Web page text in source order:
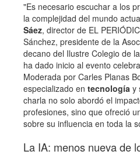
"Es necesario escuchar a los
la complejidad del mundo
Sáez, director de EL
Sánchez, presidente de la
decano del Ilustre Colegio de
ha dado inicio al evento
Moderada por Carles Planas
especializado en tecnología y
charla no solo abordó el
profesiones, sino que ofreció
sobre su influencia en toda la
La IA: menos nueva de